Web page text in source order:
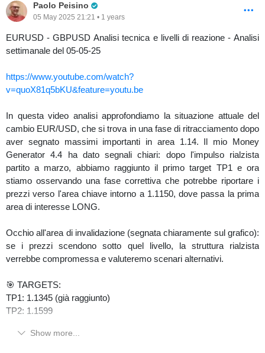
Paolo Peisino
05 May 2025 21:21 • 1 years
EURUSD - GBPUSD Analisi tecnica e livelli di reazione - Analisi
settimanale del 05-05-25
https://www.youtube.com/watch?
v=quoX81q5bKU&feature=youtu.be
In questa video analisi approfondiamo la situazione attuale del
cambio EUR/USD, che si trova in una fase di ritracciamento dopo
aver segnato massimi importanti in area 1.14. Il mio Money
Generator 4.4 ha dato segnali chiari: dopo l'impulso rialzista
partito a marzo, abbiamo raggiunto il primo target TP1 e ora
stiamo osservando una fase correttiva che potrebbe riportare i
prezzi verso l'area chiave intorno a 1.1150, dove passa la prima
area di interesse LONG.
Occhio all'area di invalidazione (segnata chiaramente sul grafico):
se i prezzi scendono sotto quel livello, la struttura rialzista
verrebbe compromessa e valuteremo scenari alternativi.
🎯 TARGETS:
TP1: 1.1345 (già raggiunto)
TP2: 1.1599
Il trend di fondo resta rialzista fino a prova contraria, ma la
Show more...